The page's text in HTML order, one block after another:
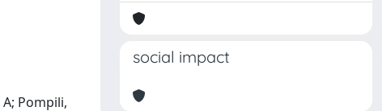
Pompili,
social impact